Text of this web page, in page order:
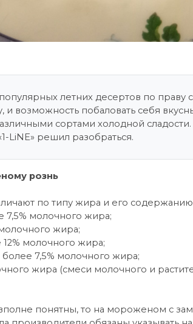
летних десертов по праву
и возможность побаловать себя
сортами холодной сладости.
LiNE» решил разобраться.
рознь
по типу жира и его
7,5% молочного жира;
жира;
молочного жира;
7,5% молочного жира;
жира (смеси молочного и
понятны, то на мороженом с